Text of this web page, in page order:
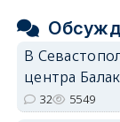
В
центра
32 5549